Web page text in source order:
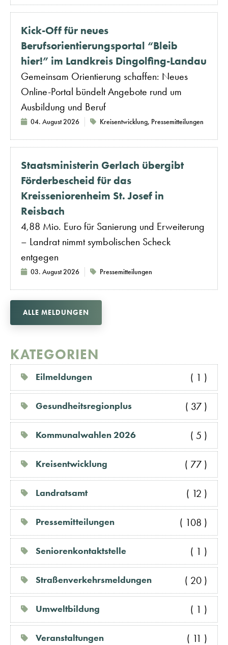
Kick-Off für neues
Berufsorientierungsportal “Bleib
hier!” im Landkreis Dingolfing-Landau
Gemeinsam Orientierung schaffen: Neues
Online-Portal bündelt Angebote rund um
Ausbildung und Beruf
04. August 2026 Kreisentwicklung, Pressemitteilungen
Staatsministerin Gerlach übergibt
Förderbescheid für das
Kreisseniorenheim St. Josef in
Reisbach
4,88 Mio. Euro für Sanierung und Erweiterung
– Landrat nimmt symbolischen Scheck
entgegen
03. August 2026 Pressemitteilungen
ALLE MELDUNGEN
KATEGORIEN
Eilmeldungen ( 1 )
Gesundheitsregionplus ( 37 )
Kommunalwahlen 2026 ( 5 )
Kreisentwicklung ( 77 )
Landratsamt ( 12 )
Pressemitteilungen ( 108 )
Seniorenkontaktstelle ( 1 )
Straßenverkehrsmeldungen ( 20 )
Umweltbildung ( 1 )
Veranstaltungen ( 11 )